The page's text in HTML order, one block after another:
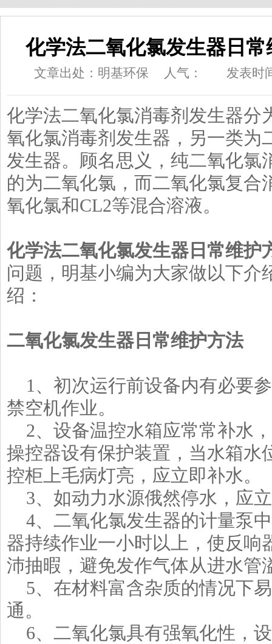
化学法二氧化氯发生器日
文章出处：明基环保 人气： 发表时
化学法二氧化氯消毒剂发生器分
氧化氯消毒剂发生器，另一类为
发生器。顾名思义，纯二氧化氯
的为二氧化氯，而二氧化氯复合
氧化氯和CL2等混合溶液。
化学法二氧化氯发生器日常维护
问题，明基小编为大家做以下介
绍：
二氧化氯发生器日常维护方法
1、初次运行前设备内有必要
禁空机作业。
2、设备温控水箱应常常补水
操控器设有保护装置，当水箱水
控柜上毛病灯亮，应立即补水。
3、如动力水源俄然停水，应
4、二氧化氯发生器的计量泵
器持续作业一小时以上，使反响
沛抽暇，避免发作气体从进水管
5、在材料富含杂质的情况下
通。
6、二氧化氯具有强氧化性，